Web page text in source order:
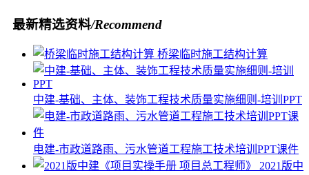
最新精选资料/Recommend
桥梁临时施工结构计算
中建-基础、主体、装饰工程技术质量实施细则-培训PPT
电建-市政道路雨、污水管道工程施工技术培训PPT课件
2021版中